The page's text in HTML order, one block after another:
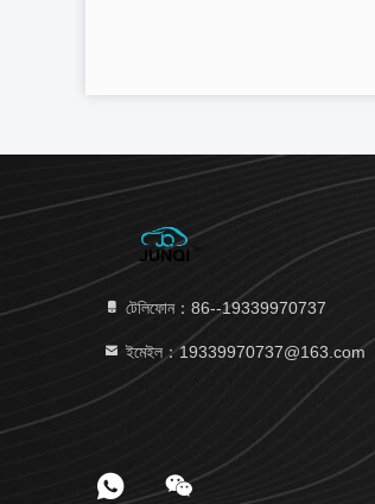
টেলিফোন：86--19339970737
ইমেইল：19339970737@163.com